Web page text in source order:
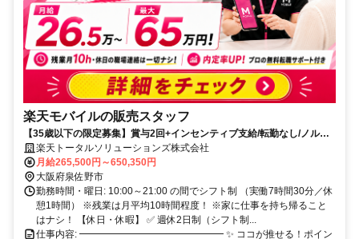
楽天モバイルの販売スタッフ
【35歳以下の限定募集】賞与2回+インセンティブ支給/転勤なし/ノルマ
なし楽天トータルソリューションズ株式会社
月給265,500円～650,350円
大阪府泉佐野市
勤務時間・曜日: 10:00～21:00 の間でシフト制 （実働7時間30分／休
憩1時間） ※残業は月平均10時間程度！ ※家に仕事を持ち帰ること
はナシ！ 【休日・休暇】 ✅ 週休2日制（シフト制...
仕事内容: ━━━━━━━━━━━━━━━ ✨ ココが推せる！ポイン